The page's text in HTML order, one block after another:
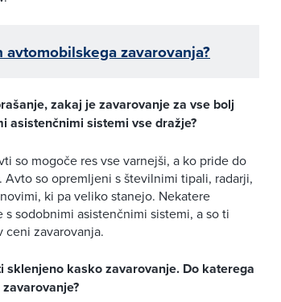
zavarovanja?
zakaj je zavarovanje za vse bolj
asistenčnimi sistemi vse dražje?
so mogoče res vse varnejši, a ko pride do
so opremljeni s številnimi tipali, radarji,
ki pa veliko stanejo. Nekatere
sodobnimi asistenčnimi sistemi, a so ti
zavarovanja.
kasko zavarovanje. Do katerega